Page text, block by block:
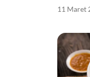
11 Maret